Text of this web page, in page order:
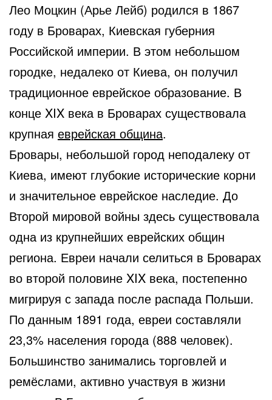
Лео Моцкин (Арье Лейб) родился в 1867
году в Броварах, Киевская губерния
Российской империи. В этом небольшом
городке, недалеко от Киева, он получил
традиционное еврейское образование. В
конце XIX века в Броварах существовала
крупная еврейская община.
Бровары, небольшой город неподалеку от
Киева, имеют глубокие исторические корни
и значительное еврейское наследие. До
Второй мировой войны здесь существовала
одна из крупнейших еврейских общин
региона. Евреи начали селиться в Броварах
во второй половине XIX века, постепенно
мигрируя с запада после распада Польши.
По данным 1891 года, евреи составляли
23,3% населения города (888 человек).
Большинство занимались торговлей и
ремёслами, активно участвуя в жизни